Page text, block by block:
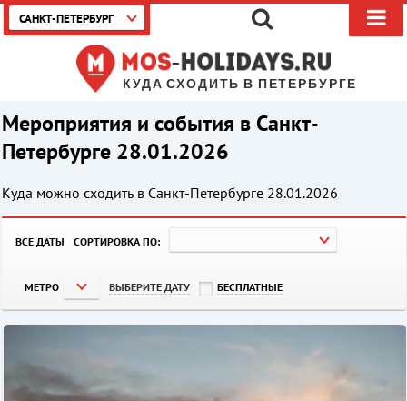
КУДА СХОДИТЬ В ПЕТЕРБУРГЕ
САНКТ-ПЕТЕРБУРГ
Мероприятия и события в Санкт-
Петербурге 28.01.2026
Куда можно сходить в Санкт-Петербурге 28.01.2026
ВСЕ ДАТЫ СОРТИРОВКА ПО:
МЕТРО ВЫБЕРИТЕ ДАТУ БЕСПЛАТНЫЕ